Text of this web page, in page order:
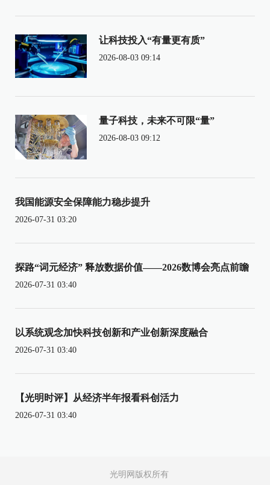
让科技投入“有量更有质”
2026-08-03 09:14
量子科技，未来不可限“量”
2026-08-03 09:12
我国能源安全保障能力稳步提升
2026-07-31 03:20
探路“词元经济” 释放数据价值——2026数博会亮点前瞻
2026-07-31 03:40
以系统观念加快科技创新和产业创新深度融合
2026-07-31 03:40
【光明时评】从经济半年报看科创活力
2026-07-31 03:40
光明网版权所有